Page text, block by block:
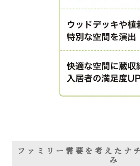
ファミリー需要を考えたナ
み